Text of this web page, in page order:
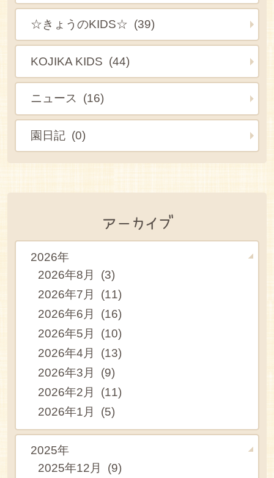
☆きょうのKIDS☆ (39)
KOJIKA KIDS (44)
ニュース (16)
園日記 (0)
アーカイブ
2026年
2026年8月 (3)
2026年7月 (11)
2026年6月 (16)
2026年5月 (10)
2026年4月 (13)
2026年3月 (9)
2026年2月 (11)
2026年1月 (5)
2025年
2025年12月 (9)